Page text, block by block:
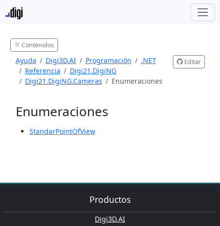
Contenidos
Ayuda Digi3D.AI Programación
.NET
Referencia
Digi21.DigiNG
Digi21.DigiNG.Cameras
Enumeraciones
Editar
Enumeraciones
StandarPointOfView
Productos
Digi3D.AI